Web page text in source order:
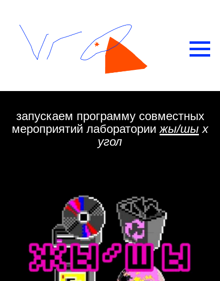
запускаем программу совместных
мероприятий лаборатории жы/шы х
угол